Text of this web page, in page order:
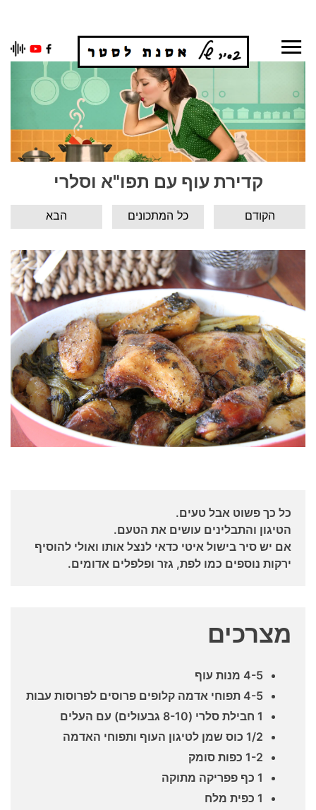
Skip
קדירת עוף עם תפו"א וסלרי
הבא כל המתכונים הקודם
כל כך פשוט אבל טעים.
הטיגון והתבלינים עושים את הטעם.
אם יש סיר בישול איטי כדאי לנצל אותו ואולי להוסיף
ירקות נוספים כמו לפת, גזר ופלפלים אדומים.
מצרכים
4-5 מנות עוף
4-5 תפוחי אדמה קלופים פרוסים לפרוסות עבות
1 חבילת סלרי (8-10 גבעולים) עם העלים
1/2 כוס שמן לטיגון העוף ותפוחי האדמה
1-2 כפות סומק
1 כף פפריקה מתוקה
1 כפית מלח